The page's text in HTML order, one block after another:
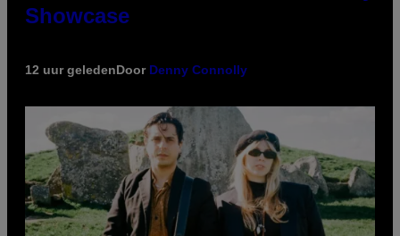
Showcase
12 uur geledenDoor Denny Connolly